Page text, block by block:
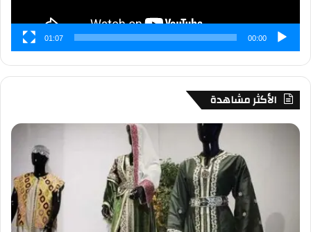
00:00
01:07
الأكثر مشاهدة